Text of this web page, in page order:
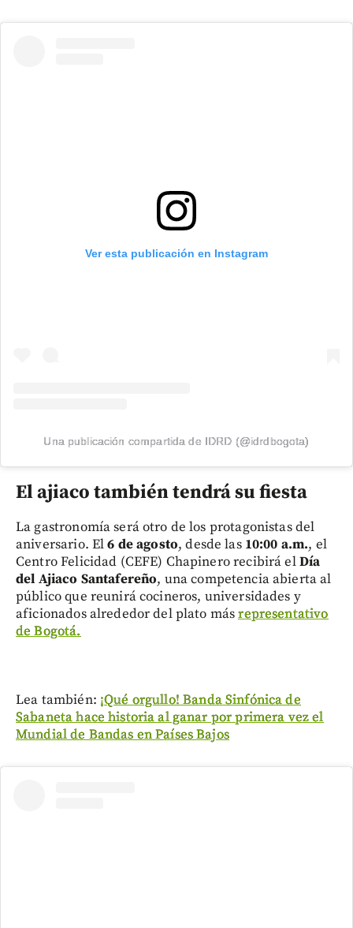
Ver esta publicación en Instagram
Una publicación compartida de IDRD (@idrdbogota)
El ajiaco también tendrá su fiesta
La gastronomía será otro de los protagonistas del
aniversario. El6 de agosto, desde las 10:00 a.m., el
Centro Felicidad (CEFE) Chapinero recibirá elDía
del Ajiaco Santafereño, una competencia abierta al
público que reunirá cocineros, universidades y
aficionados alrededor del plato másrepresentativo
de Bogotá.
Lea también: ¡Qué orgullo! Banda Sinfónica de
Sabaneta hace historia al ganar por primera vez el
Mundial de Bandas en Países Bajos